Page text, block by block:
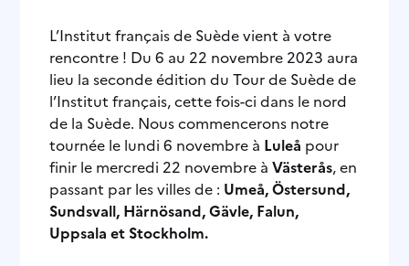
L’Institut français de Suède vient à votre
rencontre ! Du 6 au 22 novembre 2023 aura
lieu la seconde édition du Tour de Suède de
l’Institut français, cette fois-ci dans le nord
de la Suède. Nous commencerons notre
tournée le lundi 6 novembre à Luleå pour
finir le mercredi 22 novembre à Västerås, en
passant par les villes de : Umeå, Östersund,
Sundsvall, Härnösand, Gävle, Falun,
Uppsala et Stockholm.